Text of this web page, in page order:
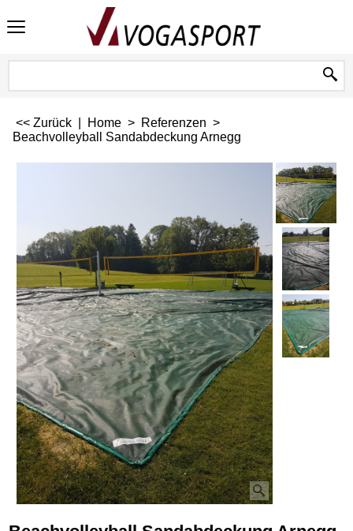
<< Zurück Home > Referenzen >
Beachvolleyball Sandabdeckung Arnegg